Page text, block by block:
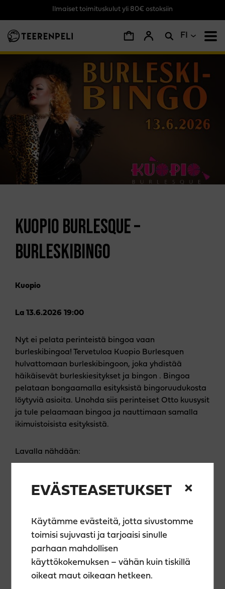
EVÄSTEASETUKSET
Käytämme evästeitä, jotta sivustomme
toimisi sujuvasti ja tarjoaisi sinulle
parhaan mahdollisen
käyttökokemuksen – vähän kuin tiskillä
oikeat maut oikeaan hetkeen.
Ilmaiset toimituskulut yli 80€ ostoksiin
FI
KUOPIO BURLESQUE –
BURLESKIBINGO
Kuopio
La 13.6.2026 19:00
Nyt ei pelata perinteistä bingoa vaan
burleskibingoa! Tervetuloa Kuopio Burlesquen
hulvattomaan burleskibingoon, joka yhdistää
häikäisevät burleskiesitykset ja bingon . Bingoa
pelataan bongaamalla esityksistä bingoruudukosta
löytyviä asioita. Unohda siis perinteiset Otto kuusysit
ja tule pelaamaan bingoa ja nauttimaan samalla
ikimuistoisista esityksistä.
Lavalla nähdään:
El Reina Poet
Vixen Vavalicious
Kreivitär von Julin
Mielityt
Paikkana toimii Kuopion Teerenpelin alakerta.